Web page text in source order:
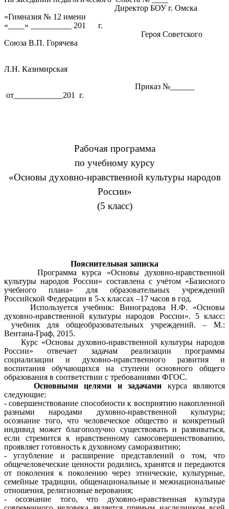
Директор БОУ г. Омска
«Гимназия № 12 имени
«____» __________ 201 г.
Героя Советского
Союза В.П. Горячева
Л.Н. Казимирская
Приказ №______
от____________201 г.
Рабочая программа
по учебному курсу
«Основы духовно-нравственной культуры народов
России»
(5 класс)
Пояснительная записка
Программа курса «Основы духовно-нравственной
культуры народов России» составлена с учётом «Базисного
учебного плана» для образовательных учреждений
Российской Федерации в 5-х классах –17 часов в год.
Используется учебник: Виноградова Н.Ф. «Основы
духовно-нравственной культуры народов России». 5 класс:
учебник для общеобразовательных учреждений. – М.:
Вентана-Граф, 2015.
Курс «Основы духовно-нравственной культуры народов
России» отвечает задачам реализации программы
социализации и духовно-нравственного развития и
воспитания обучающихся на ступени основного общего
образования в соответствии с требованиями ФГОС.
Основными целями и задачами
курса являются
следующие:
- совершенствование способности к восприятию накопленной
разными народами духовно-нравственной культуры;
осознание того, что человеческое общество и конкретный
индивид может благополучно существовать и развиваться,
если стремится к нравственному самосовершенствованию,
проявляет готовность к духовному саморазвитию;
- углубление и расширение представлений о том, что
общечеловеческие ценности родились, хранятся и передаются
от поколения к поколению через этнические, культурные,
семейные традиции, общенациональные и межнациональные
отношения, религиозные верования;
- осознание того, что духовно-нравственная культура